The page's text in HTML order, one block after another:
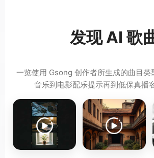
发现 AI 歌
一览使用 Gsong 创作者所生成的曲目
音乐到电影配乐提示再到低保真播